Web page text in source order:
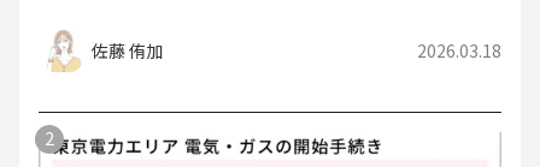
佐藤 侑加 2026.03.18